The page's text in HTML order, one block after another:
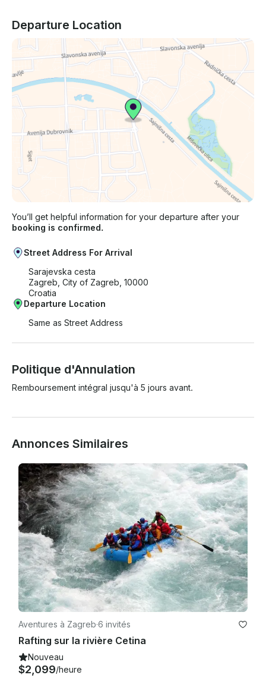
Departure Location
You’ll get helpful information for your departure after your
booking is confirmed.
Street Address For Arrival
Sarajevska cesta
Zagreb, City of Zagreb, 10000
Croatia
Departure Location
Same as Street Address
Politique d'Annulation
Remboursement intégral jusqu'à 5 jours avant.
Annonces Similaires
Aventures à Zagreb·6 invités
Rafting sur la rivière Cetina
Nouveau
$2,099/heure